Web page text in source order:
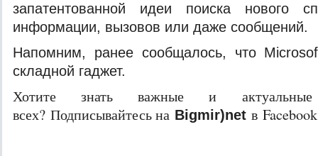
запатентованной идеи поиска нового
информации, вызовов или даже сообщений.
Напомним, ранее сообщалось, что
складной гаджет.
Хотите знать важные и
всех? Подписывайтесь на Bigmir)net в